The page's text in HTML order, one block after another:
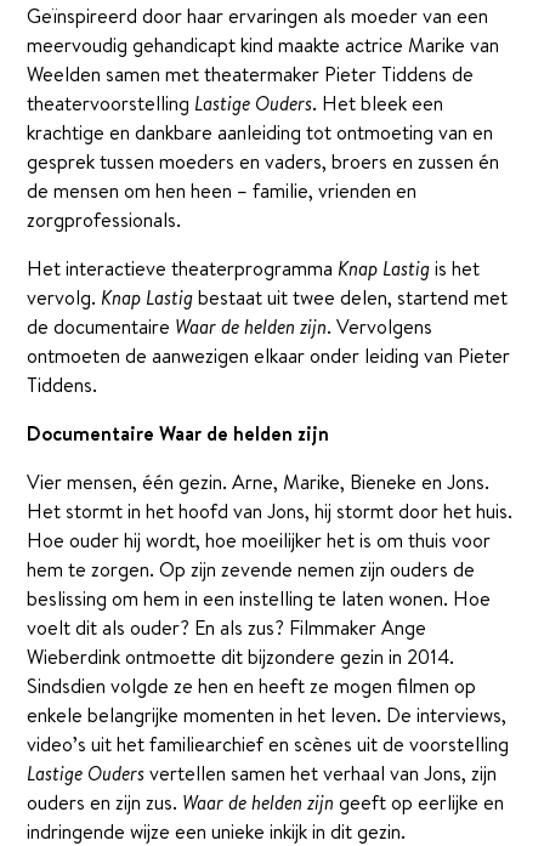
Geïnspireerd door haar ervaringen als moeder van een
meervoudig gehandicapt kind maakte actrice Marike van
Weelden samen met theatermaker Pieter Tiddens de
theatervoorstelling Lastige Ouders. Het bleek een
krachtige en dankbare aanleiding tot ontmoeting van en
gesprek tussen moeders en vaders, broers en zussen én
de mensen om hen heen – familie, vrienden en
zorgprofessionals.
Het interactieve theaterprogramma Knap Lastigis het
vervolg. Knap Lastigbestaat uit twee delen, startend met
de documentaire Waar de helden zijn. Vervolgens
ontmoeten de aanwezigen elkaar onder leiding van Pieter
Tiddens.
Documentaire Waar de helden zijn
Vier mensen, één gezin. Arne, Marike, Bieneke en Jons.
Het stormt in het hoofd van Jons, hij stormt door het huis.
Hoe ouder hij wordt, hoe moeilijker het is om thuis voor
hem te zorgen. Op zijn zevende nemen zijn ouders de
beslissing om hem in een instelling te laten wonen. Hoe
voelt dit als ouder? En als zus? Filmmaker Ange
Wieberdink ontmoette dit bijzondere gezin in 2014.
Sindsdien volgde ze hen en heeft ze mogen filmen op
enkele belangrijke momenten in het leven. De interviews,
video’s uit het familiearchief en scènes uit de voorstelling
Lastige Oudersvertellen samen het verhaal van Jons, zijn
ouders en zijn zus. Waar de helden zijn geeft op eerlijke en
indringende wijze een unieke inkijk in dit gezin.